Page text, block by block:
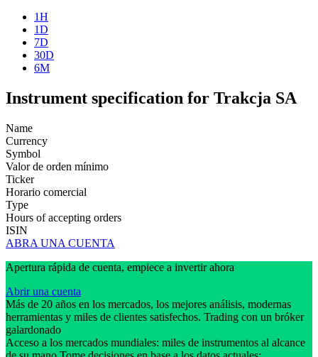
1H
1D
7D
30D
6M
Instrument specification for Trakcja SA
Name
Currency
Symbol
Valor de orden mínimo
Ticker
Horario comercial
Type
Hours of accepting orders
ISIN
ABRA UNA CUENTA
Apertura rápida de cuenta, empiece a invertir ahora
Abrir una cuenta
Más de 20 años en los mercados, los mejores análisis, modernas
herramientas y miles de clientes satisfechos. Trading con un bróker
galardonado
Acceso a los mercados mundiales: miles de instrumentos al alcance